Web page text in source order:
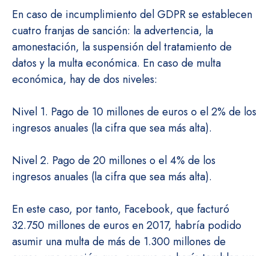
En caso de incumplimiento del GDPR se establecen
cuatro franjas de sanción: la advertencia, la
amonestación, la suspensión del tratamiento de
datos y la multa económica. En caso de multa
económica, hay de dos niveles:
Nivel 1. Pago de 10 millones de euros o el 2% de los
ingresos anuales (la cifra que sea más alta).
Nivel 2. Pago de 20 millones o el 4% de los
ingresos anuales (la cifra que sea más alta).
En este caso, por tanto, Facebook, que facturó
32.750 millones de euros en 2017, habría podido
asumir una multa de más de 1.300 millones de